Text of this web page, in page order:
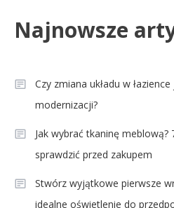
Aleksandra
Najnowsze
Czy zmiana układu w
modernizacji?
Jak wybrać tkaninę
sprawdzić przed zakupem
Stwórz wyjątkowe pierwsze
idealne oświetlenie do